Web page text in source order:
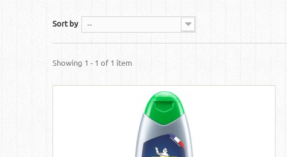
Sort by --
Showing 1 - 1 of 1 item